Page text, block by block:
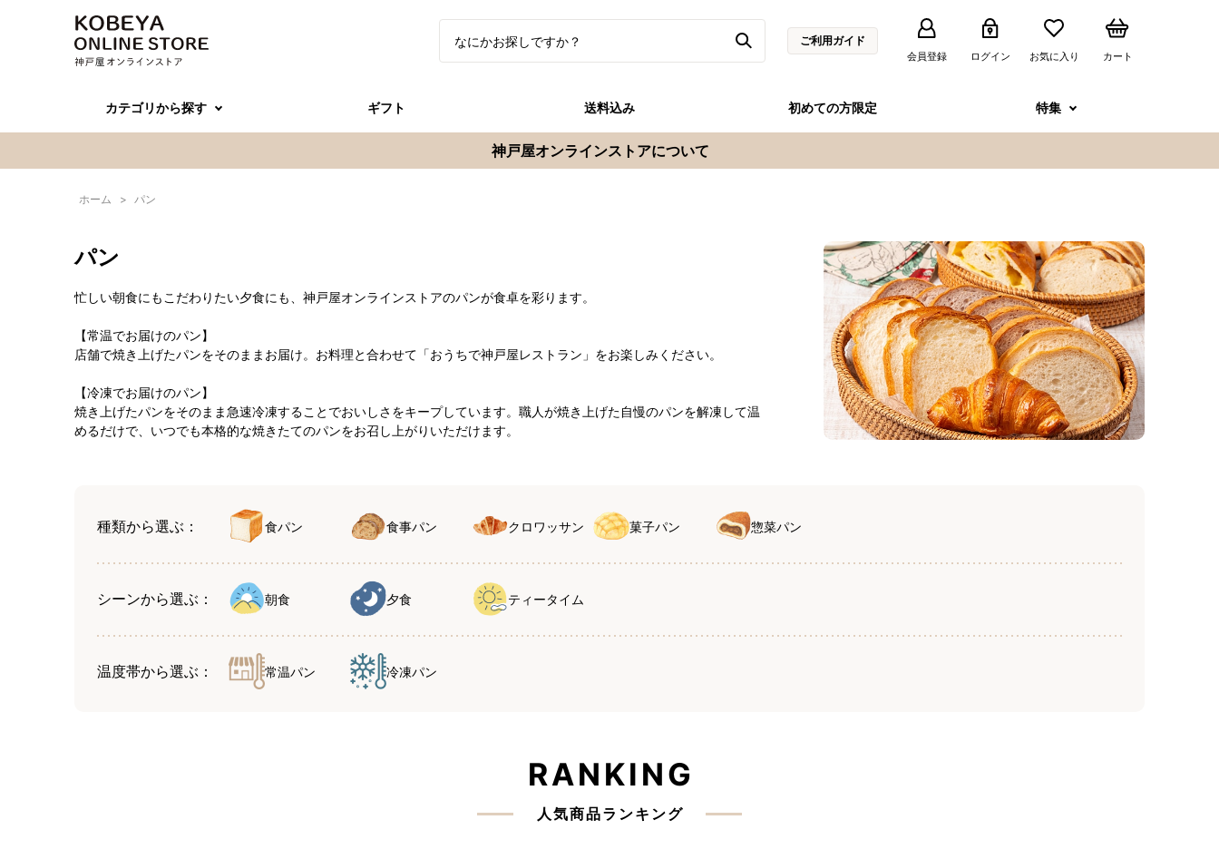
ご利用ガイド
会員登録 ログイン お気に入り カート
カテゴリから探す ギフト 送料込み 初めての方限定 特集
神戸屋オンラインストアについて
ホーム > パン
パン
忙しい朝食にもこだわりたい夕食にも、神戸屋オンラインストアのパンが食卓を彩ります。
【常温でお届けのパン】
店舗で焼き上げたパンをそのままお届け。お料理と合わせて「おうちで神戸屋レストラン」をお楽しみください。
【冷凍でお届けのパン】
焼き上げたパンをそのまま急速冷凍することでおいしさをキープしています。職人が焼き上げた自慢のパンを解凍して温
めるだけで、いつでも本格的な焼きたてのパンをお召し上がりいただけます。
種類から選ぶ： 食パン 食事パン クロワッサン 菓子パン 惣菜パン
シーンから選ぶ： 朝食 夕食 ティータイム
温度帯から選ぶ： 常温パン 冷凍パン
RANKING
人気商品ランキング